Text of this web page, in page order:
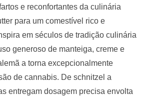
e reconfortantes da culinária
para um comestível rico e
em séculos de tradição culinária
generoso de manteiga, creme e
a torna excepcionalmente
de cannabis. De schnitzel a
entregam dosagem precisa envolta